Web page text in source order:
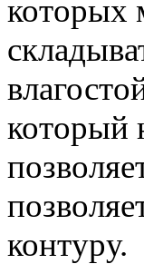
которых
который
контуру.